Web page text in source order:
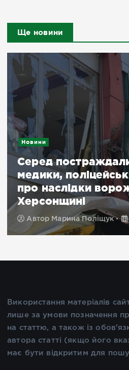
Ще новини
Новини
Серед
медики,
про наслідки
Херсонщині
Автор Марина Поліщук
Використання матеріалів
лише за умови позначення
на статтю, а також із
автора статті (якщо його
має бути відкритим для